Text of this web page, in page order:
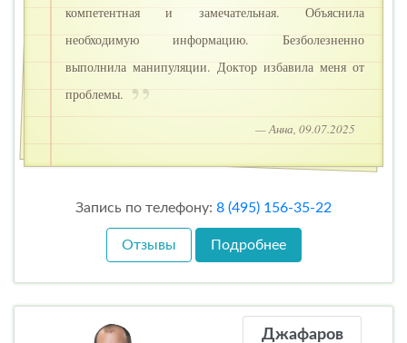
компетентная и замечательная. Объяснила
необходимую информацию. Безболезненно
выполнила манипуляции. Доктор избавила меня от
проблемы.
— Анна, 09.07.2025
Запись по телефону: 8 (495) 156-35-22
Отзывы Подробнее
Джафаров